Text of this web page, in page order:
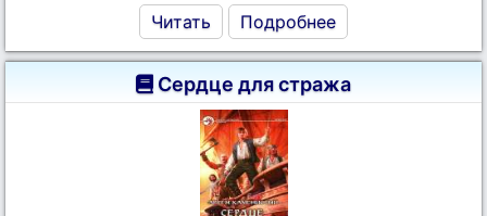
Читать Подробнее
Сердце для стража